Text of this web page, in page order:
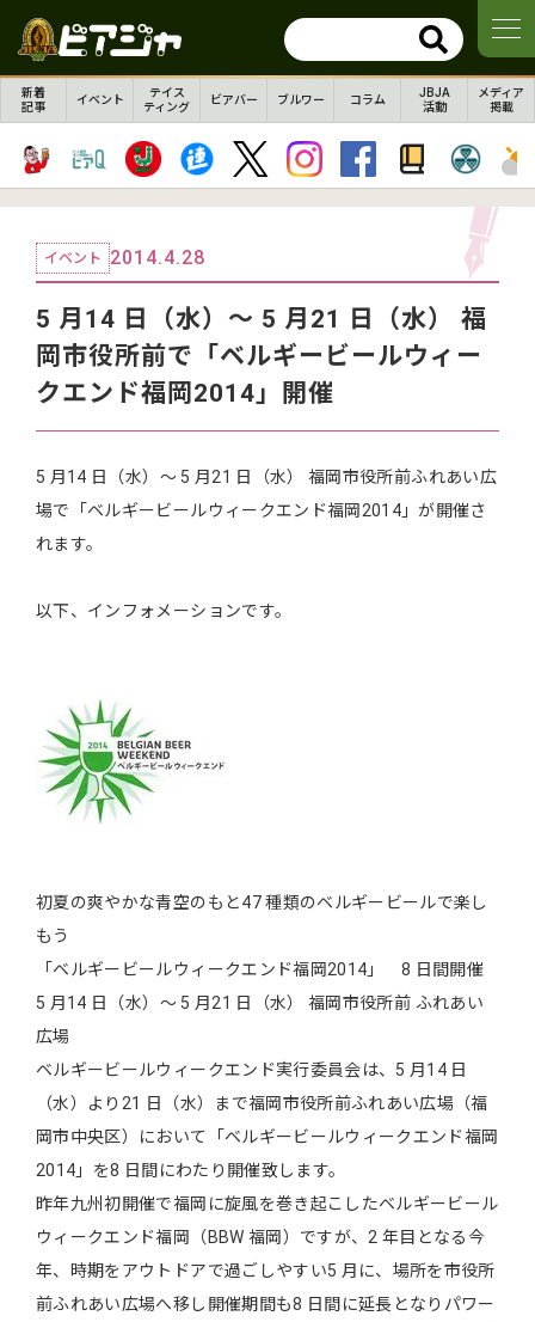
新着
記事
イベント
テイス
ティング
ビアバー ブルワー コラム
JBJA
活動
メディア
掲載
イベント 2014.4.28
5 月14 日（水）～ 5 月21 日（水） 福
岡市役所前で「ベルギービールウィー
クエンド福岡2014」開催
5 月14 日（水）～ 5 月21 日（水） 福岡市役所前ふれあい広
場で「ベルギービールウィークエンド福岡2014」が開催さ
れます。
以下、インフォメーションです。
初夏の爽やかな青空のもと47 種類のベルギービールで楽し
もう
「ベルギービールウィークエンド福岡2014」 8 日間開催
5 月14 日（水）～ 5 月21 日（水） 福岡市役所前 ふれあい
広場
ベルギービールウィークエンド実行委員会は、5 月14 日
（水）より21 日（水）まで福岡市役所前ふれあい広場（福
岡市中央区）において「ベルギービールウィークエンド福岡
2014」を8 日間にわたり開催致します。
昨年九州初開催で福岡に旋風を巻き起こしたベルギービール
ウィークエンド福岡（BBW 福岡）ですが、2 年目となる今
年、時期をアウトドアで過ごしやすい5 月に、場所を市役所
前ふれあい広場へ移し開催期間も8 日間に延長となりパワー